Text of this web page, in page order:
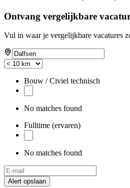
Ontvang vergelijkbare
Vul in waar je vergelijkbare vacatures
Bouw / Civiel technisch
No matches found
Fulltime (ervaren)
No matches found
Alert opslaan